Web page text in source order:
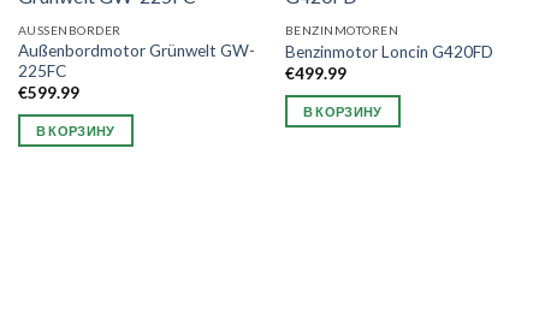
AUSSENBORDER
Außenbordmotor Grünwelt GW-
225FC
€599.99
В КОРЗИНУ
BENZINMOTOREN
Benzinmotor Loncin G420FD
€499.99
В КОРЗИНУ